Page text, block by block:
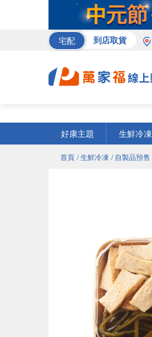
宅配 到店取貨
好康主題
生鮮冷凍
首頁 / 生鮮冷凍 / 自製品預售